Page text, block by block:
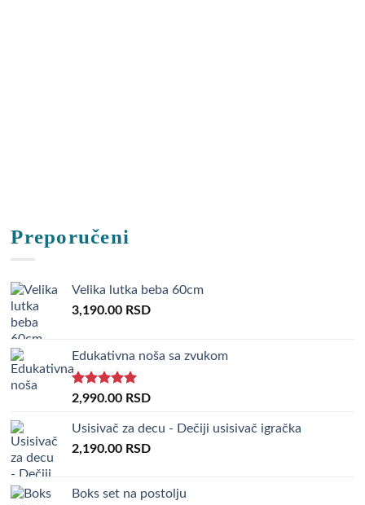
Preporučeni
Velika lutka beba 60cm
3,190.00 RSD
Edukativna noša sa zvukom
Rated5.00
2,990.00 RSD
Usisivač za decu - Dečiji usisivač igračka
2,190.00 RSD
Boks set na postolju